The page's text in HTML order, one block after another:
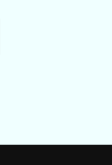
ENTRE